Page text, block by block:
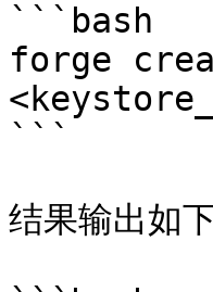
```bash
forge
```
结果输出如